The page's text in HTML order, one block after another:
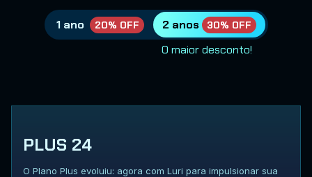
1 ano 20% OFF 2 anos 30% OFF
O maior desconto!
PLUS 24
O Plano Plus evoluiu: agora com Luri para impulsionar sua